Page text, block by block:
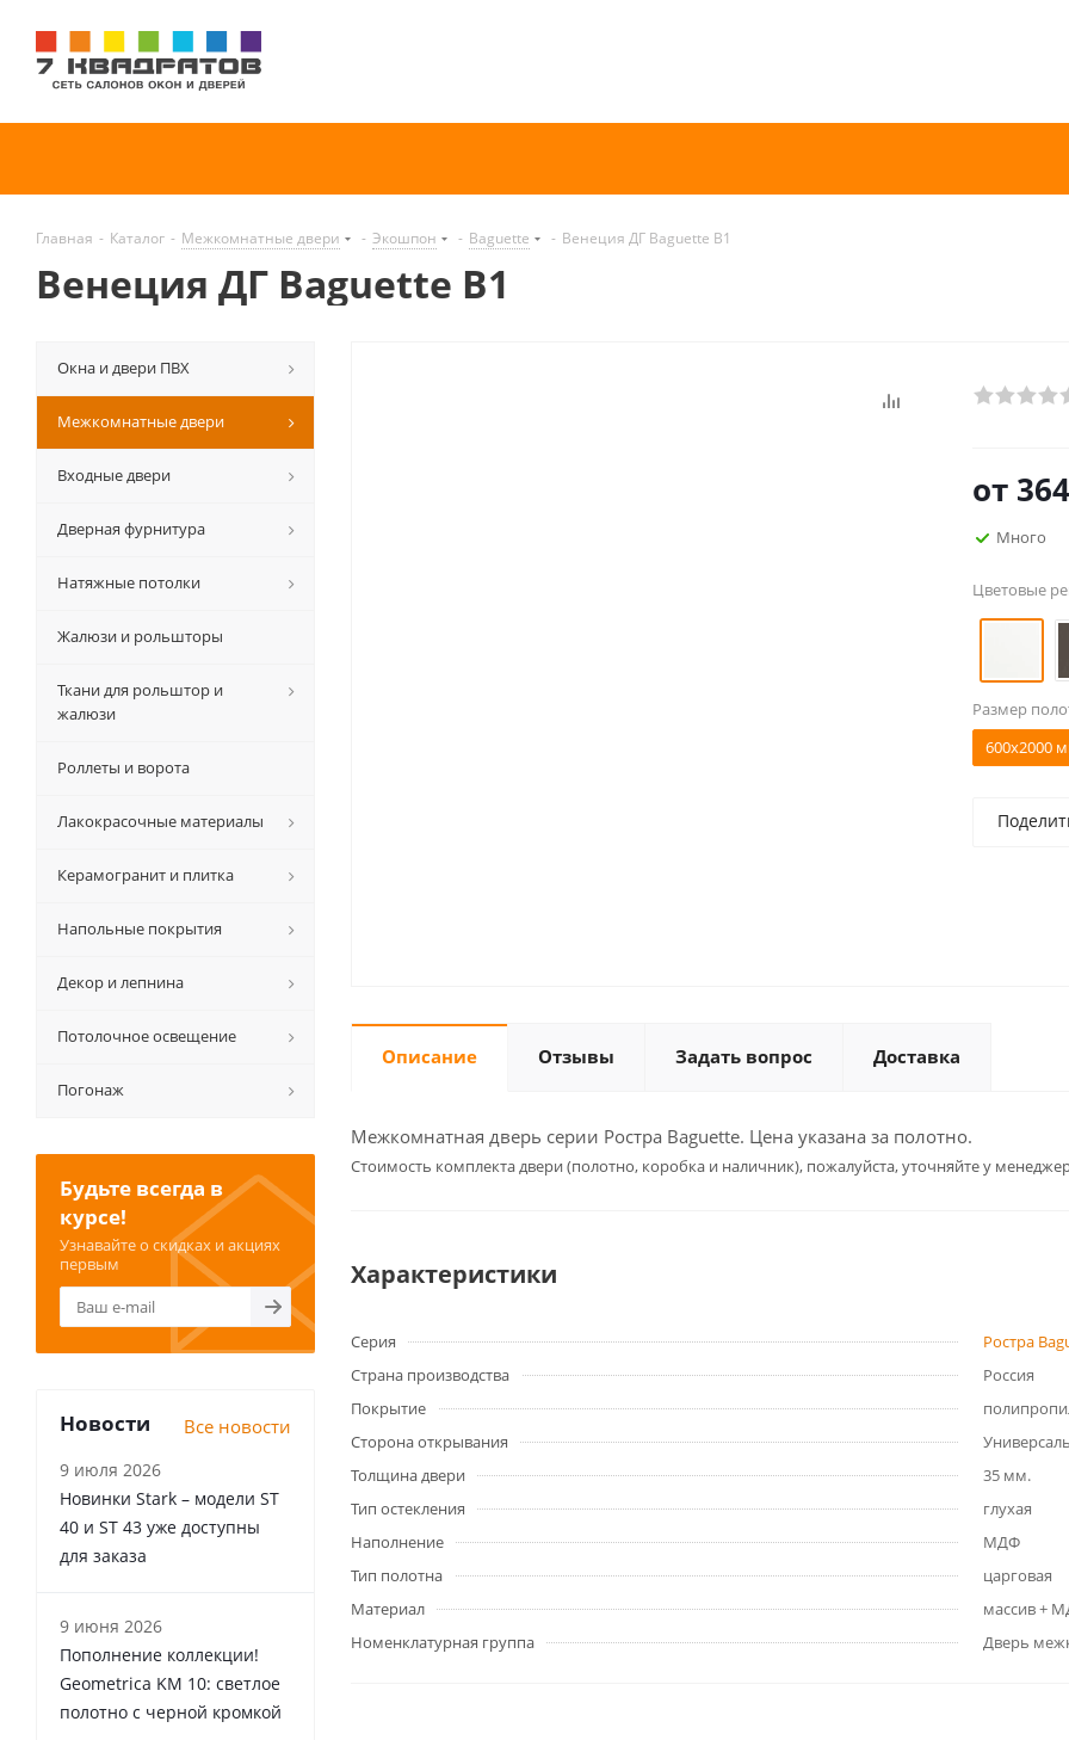
Главная - Каталог - Межкомнатные двери - Экошпон - Baguette - Венеция ДГ Baguette B1
Венеция ДГ Baguette B1
от
Много
Цветовые
Размер
600x2000
Описание Отзывы Задать вопрос Доставка
Межкомнатная дверь серии Ростра Baguette. Цена указана за полотно.
Cтоимость комплекта двери (полотно, коробка и наличник), пожалуйста, уточняйте у
Характеристики
Серия
Ростра
Страна производства
Россия
Покрытие
Сторона открывания
Толщина двери
35 мм.
Тип остекления
глухая
Наполнение
МДФ
Тип полотна
царговая
Материал
массив +
Номенклатурная группа
Дверь
Окна и двери ПВХ
Межкомнатные двери
Входные двери
Дверная фурнитура
Натяжные потолки
Жалюзи и рольшторы
Ткани для рольштор и
жалюзи
Роллеты и ворота
Лакокрасочные материалы
Керамогранит и плитка
Напольные покрытия
Декор и лепнина
Потолочное освещение
Погонаж
Будьте всегда в
курсе!
Узнавайте о скидках и акциях
первым
Новости Все новости
9 июля 2026
Новинки Stark – модели ST
40 и ST 43 уже доступны
для заказа
9 июня 2026
Пополнение коллекции!
Geometrica KM 10: светлое
полотно с черной кромкой